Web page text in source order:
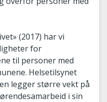
(2017) har vi
for
til personer med
Helsetilsynet
legger større vekt på
i sin